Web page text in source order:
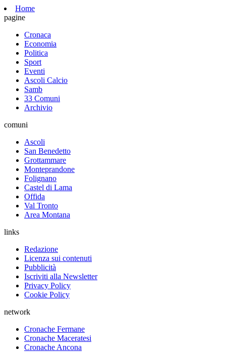
Home
pagine
Cronaca
Economia
Politica
Sport
Eventi
Ascoli Calcio
Samb
33 Comuni
Archivio
comuni
Ascoli
San Benedetto
Grottammare
Monteprandone
Folignano
Castel di Lama
Offida
Val Tronto
Area Montana
links
Redazione
Licenza sui contenuti
Pubblicità
Iscriviti alla Newsletter
Privacy Policy
Cookie Policy
network
Cronache Fermane
Cronache Maceratesi
Cronache Ancona